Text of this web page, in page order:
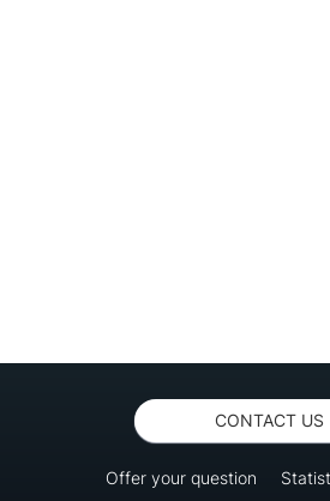
CONTACT US
Offer your question